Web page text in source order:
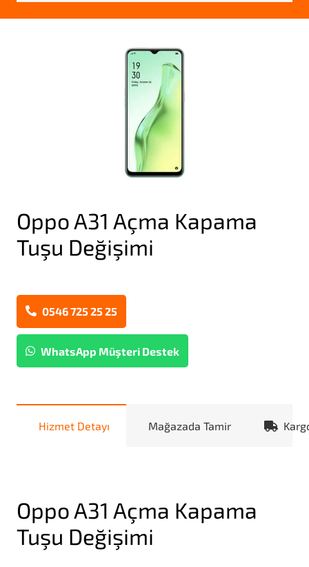
Oppo A31 Açma Kapama
Tuşu Değişimi
0546 725 25 25
WhatsApp Müşteri Destek
Hizmet Detayı Mağazada Tamir
Oppo A31 Açma Kapama
Tuşu Değişimi